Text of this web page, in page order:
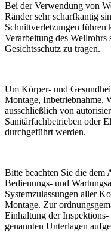
Bei der Verwendung von
Ränder sehr scharfkantig
Schnittverletzungen führen
Verarbeitung des Wellrohrs
Gesichtsschutz zu tragen.
Um Körper- und
Montage, Inbetriebnahme,
ausschließlich von
Sanitärfachbetrieben oder
durchgeführt werden.
Bitte beachten Sie die dem
Bedienungs- und
Systemzulassungen aller
Montage. Zur
Einhaltung der
genannten Unterlagen